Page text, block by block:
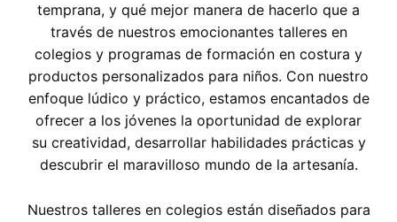
temprana, y qué mejor manera de hacerlo que a
través de nuestros emocionantes talleres en
colegios y programas de formación en costura y
productos personalizados para niños. Con nuestro
enfoque lúdico y práctico, estamos encantados de
ofrecer a los jóvenes la oportunidad de explorar
su creatividad, desarrollar habilidades prácticas y
descubrir el maravilloso mundo de la artesanía.
Nuestros talleres en colegios están diseñados para